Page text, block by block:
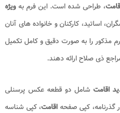
، طراحی شده است. این فرم به ویژه
اساتید، کارکنان و خانواده های آنان
مذکور را به صورت دقیق و کامل تکمیل
ذی صلاح ارائه دهند.
اقامت شامل دو قطعه عکس پرسنلی
اقامت، کپی شناسه